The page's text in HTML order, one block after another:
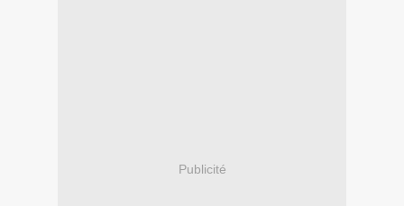
Publicité